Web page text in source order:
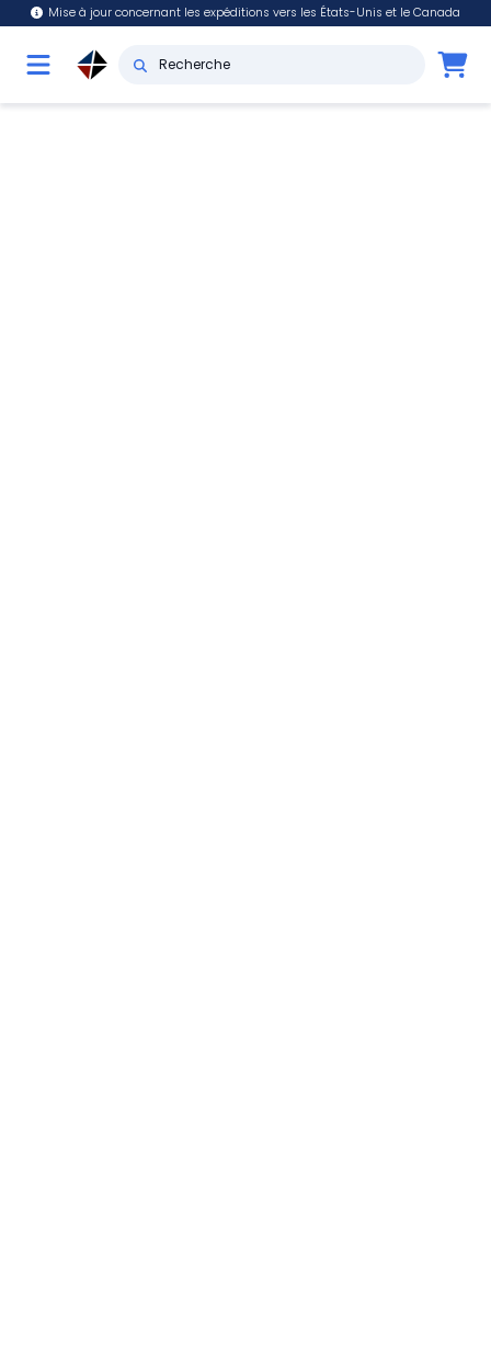
Mise à jour concernant les expéditions vers les États-Unis et le Canada